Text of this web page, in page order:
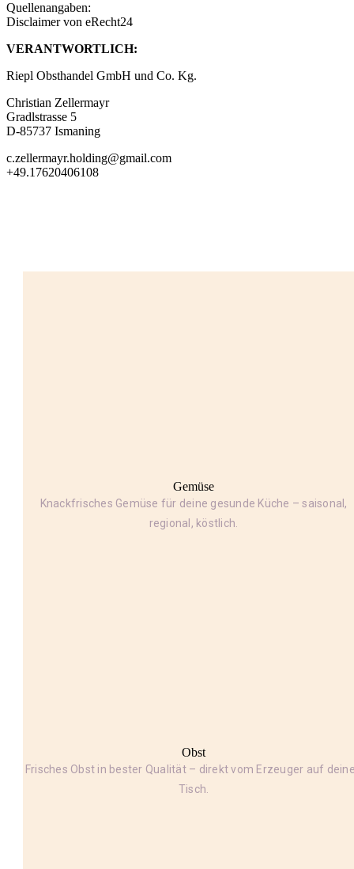
Quellenangaben:
Disclaimer von eRecht24
VERANTWORTLICH:
Riepl Obsthandel GmbH und Co. Kg.
Christian Zellermayr
Gradlstrasse 5
D-85737 Ismaning
c.zellermayr.holding@gmail.com
+49.17620406108
Gemüse
Knackfrisches Gemüse für deine gesunde Küche – saisonal,
regional, köstlich.
Obst
Frisches Obst in bester Qualität – direkt vom Erzeuger auf
Tisch.